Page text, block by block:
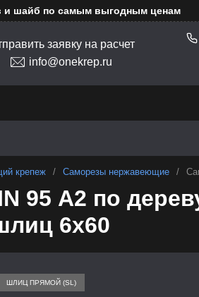
и шайб по самым выгодным ценам
заявку на расчет
info@onekrep.ru
крепеж / Саморезы нержавеющие /
95 А2 по
6х60
ШЛИЦ ПРЯМОЙ (SL)